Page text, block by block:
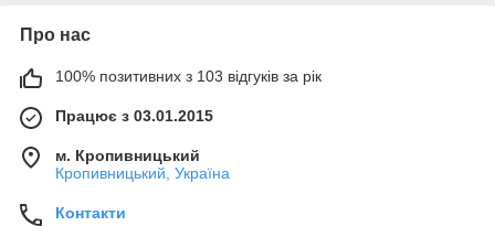
Про нас
100% позитивних з 103 відгуків за рік
Працює з 03.01.2015
м. Кропивницький
Кропивницький, Україна
Контакти